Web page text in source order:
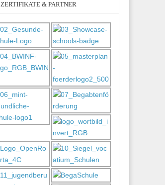
ZERTIFIKATE & PARTNER